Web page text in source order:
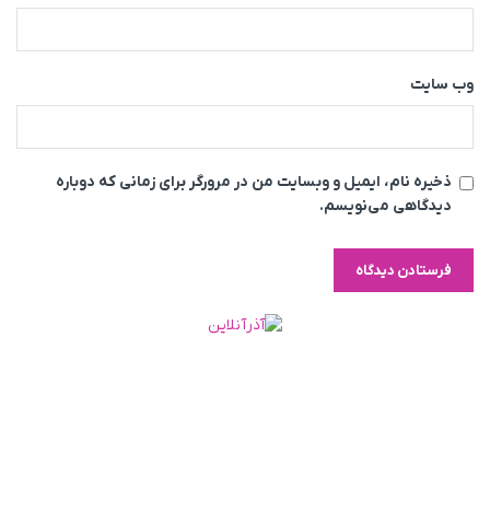
وب‌ سایت
ذخیره نام، ایمیل و وبسایت من در مرورگر برای زمانی که دوباره
دیدگاهی می‌نویسم.